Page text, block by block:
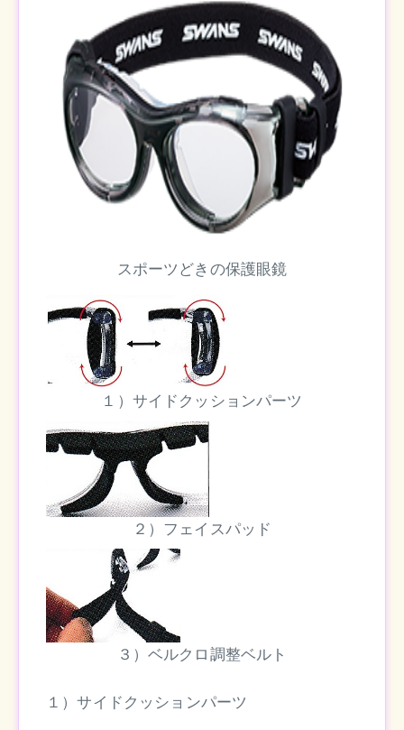
スポーツどきの保護眼鏡
１）サイドクッションパーツ
２）フェイスパッド
３）ベルクロ調整ベルト
１）サイドクッションパーツ